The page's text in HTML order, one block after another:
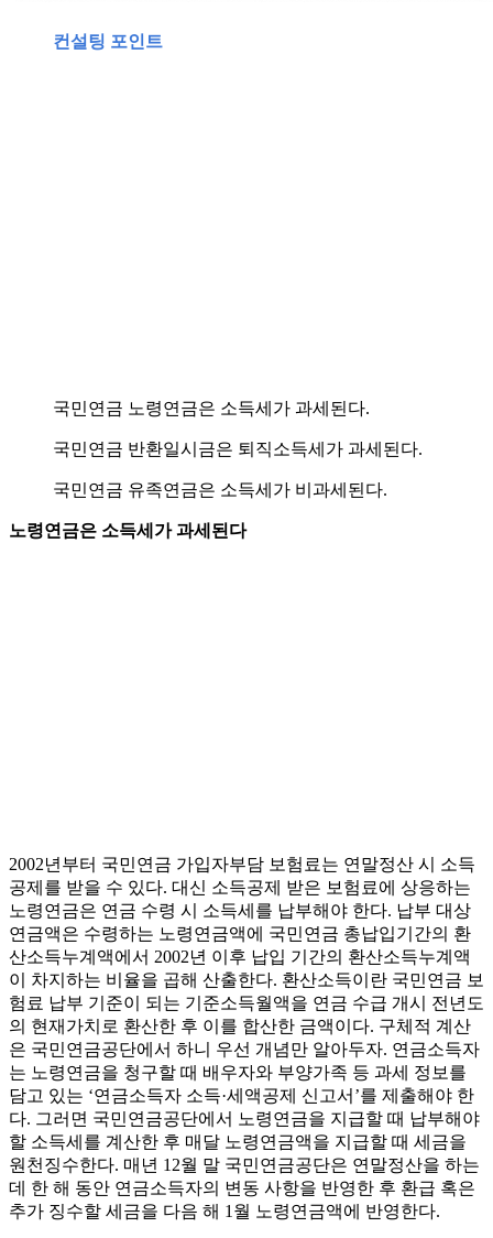
컨설팅 포인트
국민연금 노령연금은 소득세가 과세된다.
국민연금 반환일시금은 퇴직소득세가 과세된다.
국민연금 유족연금은 소득세가 비과세된다.
노령연금은 소득세가 과세된다
2002년부터 국민연금 가입자부담 보험료는 연말정산 시 소득
공제를 받을 수 있다. 대신 소득공제 받은 보험료에 상응하는
노령연금은 연금 수령 시 소득세를 납부해야 한다. 납부 대상
연금액은 수령하는 노령연금액에 국민연금 총납입기간의 환
산소득누계액에서 2002년 이후 납입 기간의 환산소득누계액
이 차지하는 비율을 곱해 산출한다. 환산소득이란 국민연금 보
험료 납부 기준이 되는 기준소득월액을 연금 수급 개시 전년도
의 현재가치로 환산한 후 이를 합산한 금액이다. 구체적 계산
은 국민연금공단에서 하니 우선 개념만 알아두자. 연금소득자
는 노령연금을 청구할 때 배우자와 부양가족 등 과세 정보를
담고 있는 ‘연금소득자 소득·세액공제 신고서’를 제출해야 한
다. 그러면 국민연금공단에서 노령연금을 지급할 때 납부해야
할 소득세를 계산한 후 매달 노령연금액을 지급할 때 세금을
원천징수한다. 매년 12월 말 국민연금공단은 연말정산을 하는
데 한 해 동안 연금소득자의 변동 사항을 반영한 후 환급 혹은
추가 징수할 세금을 다음 해 1월 노령연금액에 반영한다.